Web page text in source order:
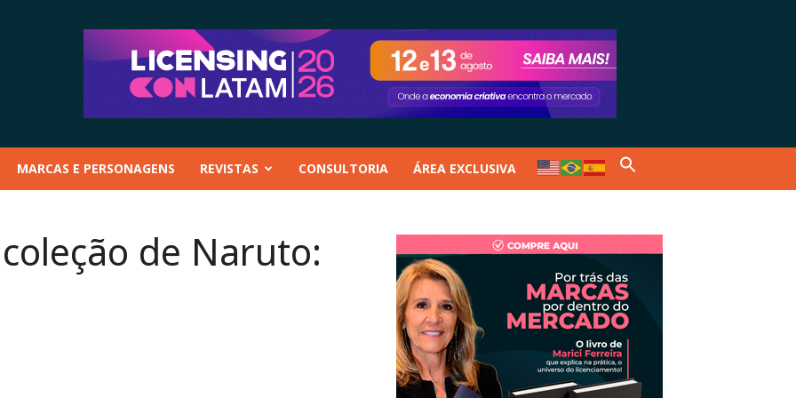
MARCAS E PERSONAGENS REVISTAS CONSULTORIA ÁREA EXCLUSIVA
de Naruto: